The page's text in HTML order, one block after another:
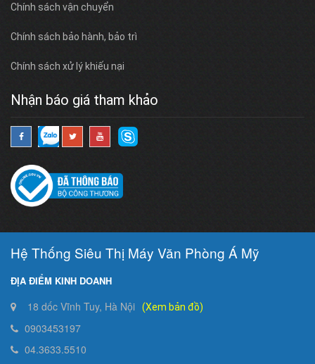
Chính sách vận chuyển
Chính sách bảo hành, bảo trì
Chính sách xử lý khiếu nại
Nhận báo giá tham khảo
Hệ Thống Siêu Thị Máy Văn Phòng Á Mỹ
ĐỊA ĐIỂM KINH DOANH
18 dốc Vĩnh Tuy, Hà Nội (Xem bản đồ)
0903453197
04.3633.5510